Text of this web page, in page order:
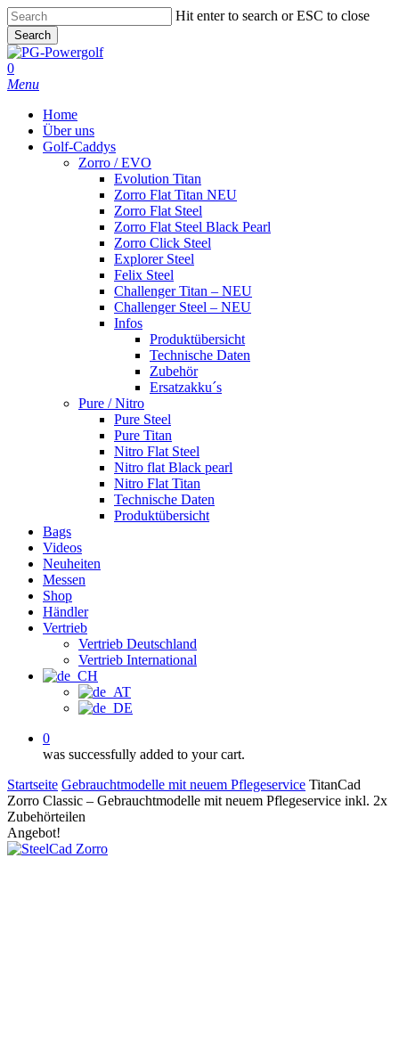
Skip
to
main
content
Hit enter to search or ESC to close
Search
Close
Search
0
Menu
Home
Über uns
Golf-Caddys
Zorro / EVO
Evolution Titan
Zorro Flat Titan NEU
Zorro Flat Steel
Zorro Flat Steel Black Pearl
Zorro Click Steel
Explorer Steel
Felix Steel
Challenger Titan – NEU
Challenger Steel – NEU
Infos
Produktübersicht
Technische Daten
Zubehör
Ersatzakku´s
Pure / Nitro
Pure Steel
Pure Titan
Nitro Flat Steel
Nitro flat Black pearl
Nitro Flat Titan
Technische Daten
Produktübersicht
Bags
Videos
Neuheiten
Messen
Shop
Händler
Vertrieb
Vertrieb Deutschland
Vertrieb International
0
was successfully added to your cart.
Startseite Gebrauchtmodelle mit neuem Pflegeservice TitanCad
Zorro Classic – Gebrauchtmodelle mit neuem Pflegeservice inkl. 2x
Zubehörteilen
Angebot!